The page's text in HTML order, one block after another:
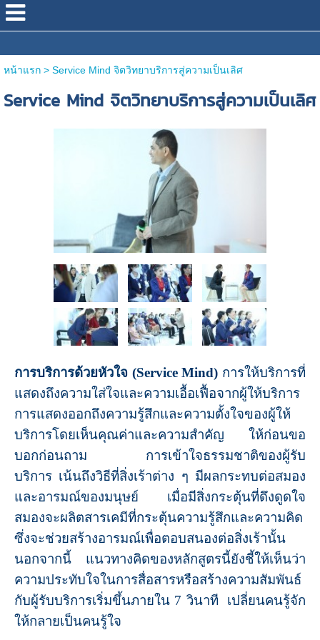
หน้าแรก> Service Mind จิตวิทยาบริการสู่ความเป็นเลิศ
Service Mind จิตวิทยาบริการสู่ความเป็นเลิศ
การบริการด้วยหัวใจ (Service Mind) การให้บริการที่
แสดงถึงความใส่ใจและความเอื้อเฟื้อจากผู้ให้บริการ
การแสดงออกถึงความรู้สึกและความตั้งใจของผู้ให้
บริการโดยเห็นคุณค่าและความสำคัญ ให้ก่อนขอ
บอกก่อนถาม การเข้าใจธรรมชาติของผู้รับ
บริการ เน้นถึงวิธีที่สิ่งเร้าต่าง ๆ มีผลกระทบต่อสมอง
และอารมณ์ของมนุษย์ เมื่อมีสิ่งกระตุ้นที่ดึงดูดใจ
สมองจะผลิตสารเคมีที่กระตุ้นความรู้สึกและความคิด
ซึ่งจะช่วยสร้างอารมณ์เพื่อตอบสนองต่อสิ่งเร้านั้น
นอกจากนี้ แนวทางคิดของหลักสูตรนี้ยังชี้ให้เห็นว่า
ความประทับใจในการสื่อสารหรือสร้างความสัมพันธ์
กับผู้รับบริการเริ่มขึ้นภายใน 7 วินาที เปลี่ยนคนรู้จัก
ให้กลายเป็นคนรู้ใจ